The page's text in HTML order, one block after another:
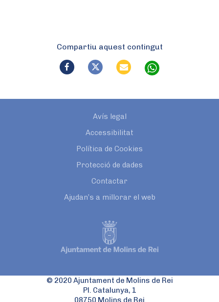
Compartiu aquest contingut
Avís legal
Accessibilitat
Política de Cookies
Protecció de dades
Contactar
Ajudan’s a millorar el web
© 2020 Ajuntament de Molins de Rei
Pl. Catalunya, 1
08750 Molins de Rei